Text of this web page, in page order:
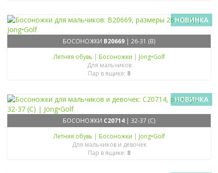
НОВИНКА
БОСОНОЖКИ B20669 | 26-31 (B)
Летняя обувь | Босоножки | Jong•Golf
Для мальчиков
Пар в ящике: 8
НОВИНКА
БОСОНОЖКИ C20714 | 32-37 (C)
Летняя обувь | Босоножки | Jong•Golf
Для мальчиков и девочек
Пар в ящике: 8